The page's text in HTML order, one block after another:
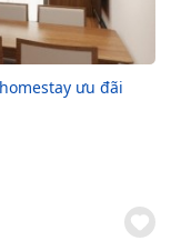
ưu đãi